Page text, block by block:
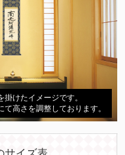
掛けたイメージです。
て高さを調整しております。